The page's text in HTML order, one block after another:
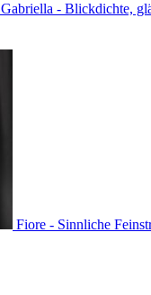
Gabriella - Blickdichte,
Fiore - Sinnliche